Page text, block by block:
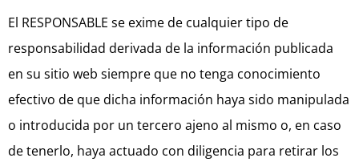
El RESPONSABLE se exime de cualquier tipo de
responsabilidad derivada de la información publicada
en su sitio web siempre que no tenga conocimiento
efectivo de que dicha información haya sido manipulada
o introducida por un tercero ajeno al mismo o, en caso
de tenerlo, haya actuado con diligencia para retirar los